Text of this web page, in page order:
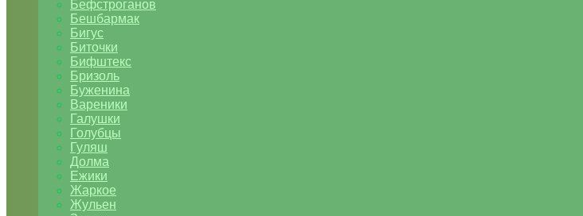
Бефстроганов
Бешбармак
Бигус
Биточки
Бифштекс
Бризоль
Буженина
Вареники
Галушки
Голубцы
Гуляш
Долма
Ежики
Жаркое
Жульен